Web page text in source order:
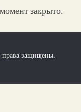
закрыто.
права защищены.